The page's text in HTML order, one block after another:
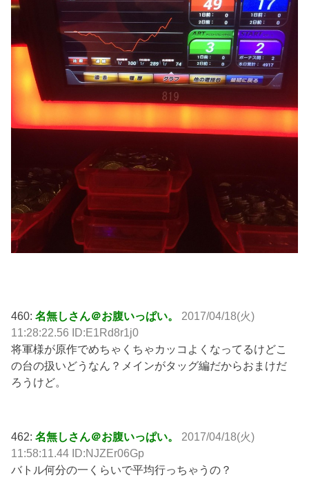
460:名無しさん＠お腹いっぱい。
2017/04/18(火)
11:28:22.56 ID:E1Rd8r1j0
将軍様が原作でめちゃくちゃカッコよくなってるけどこ
の台の扱いどうなん？メインがタッグ編だからおまけだ
ろうけど。
462:名無しさん＠お腹いっぱい。
2017/04/18(火)
11:58:11.44 ID:NJZEr06Gp
バトル何分の一くらいで平均行っちゃうの？